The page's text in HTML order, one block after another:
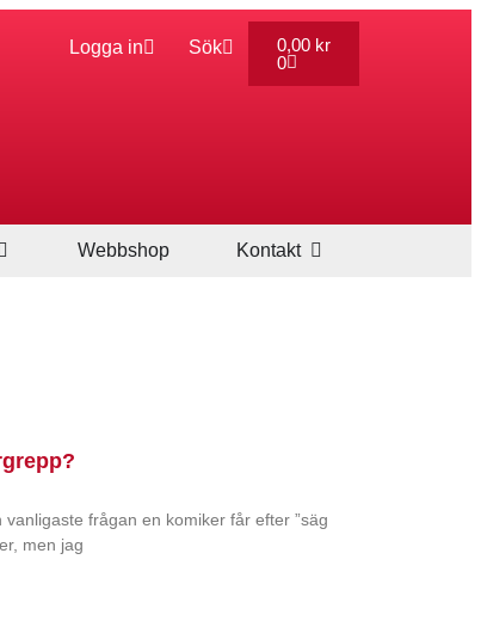
Logga in Sök 0,00 kr
0
Webbshop Kontakt
frågan en komiker får efter ”säg
men jag